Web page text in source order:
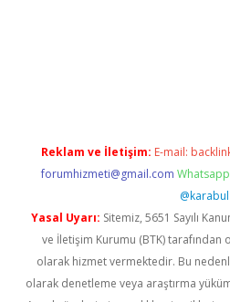
Reklam ve İletişim: E-mail:
forumhizmeti@gmail.com
@karabul
Yasal Uyarı: Sitemiz, 5651 Sayılı
ve İletişim Kurumu (BTK) tarafından
olarak hizmet vermektedir. Bu
olarak denetleme veya araştırma